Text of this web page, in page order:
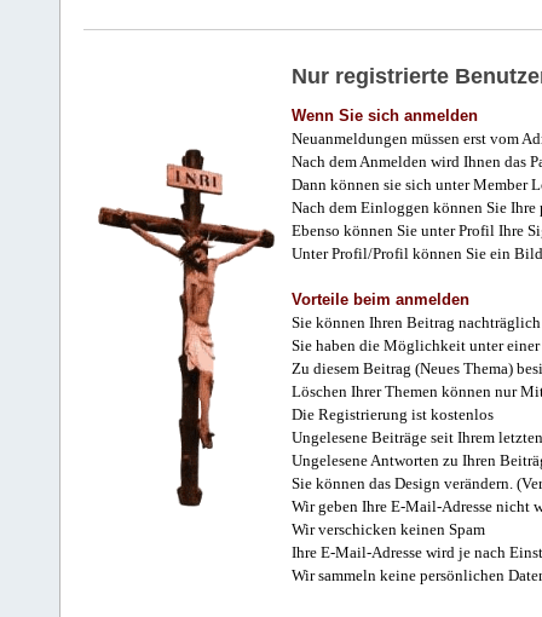
Nur registrierte
Wenn Sie sich anmelden
Neuanmeldungen müssen erst vom
Nach dem Anmelden wird Ihnen das
Dann können sie sich unter Member
Nach dem Einloggen können Sie
Ebenso können Sie unter Profil Ihre
Unter Profil/Profil können Sie ein
Vorteile beim anmelden
Sie können Ihren Beitrag
Sie haben die Möglichkeit unter
Zu diesem Beitrag (Neues Thema)
Löschen Ihrer Themen können nur
Die Registrierung ist kostenlos
Ungelesene Beiträge seit Ihrem
Ungelesene Antworten zu Ihren
Sie können das Design verändern.
Wir geben Ihre E-Mail-Adresse nicht
Wir verschicken keinen Spam
Ihre E-Mail-Adresse wird je nach
Wir sammeln keine persönlichen